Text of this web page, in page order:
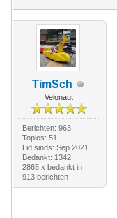
TimSch
Velonaut
Berichten: 963
Topics: 51
Lid sinds: Sep 2021
Bedankt: 1342
2865 x bedankt in
913 berichten